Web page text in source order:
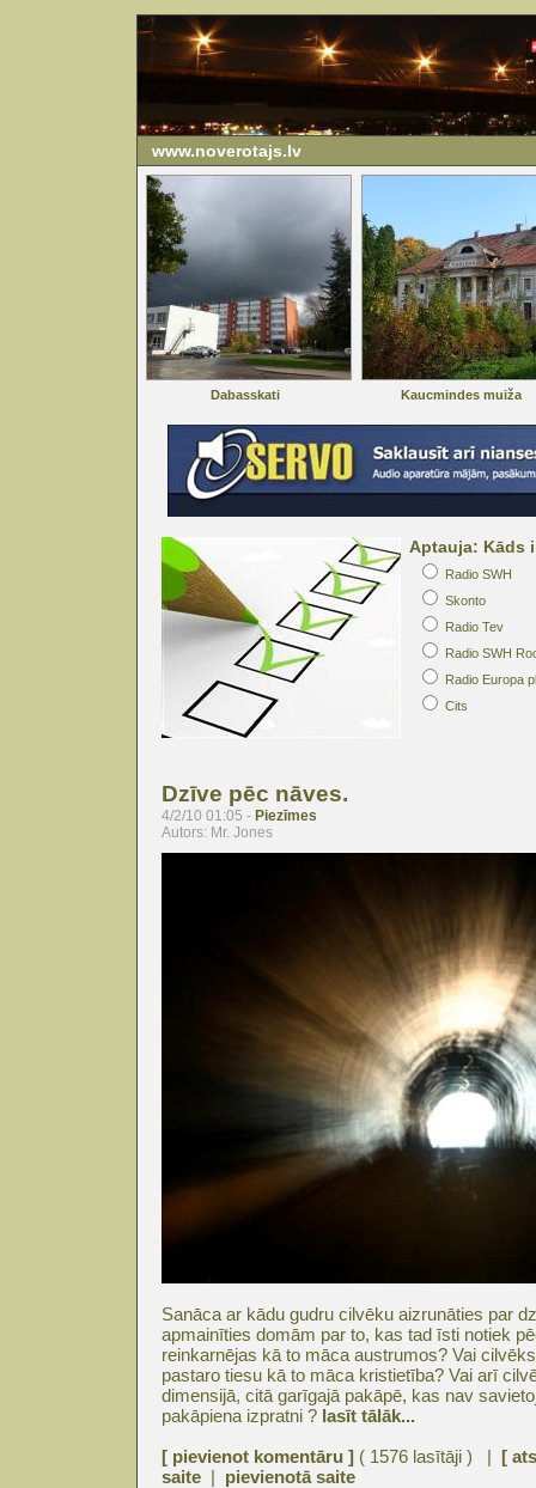
www.noverotajs.lv
Dabasskati Kaucmindes muiža
Aptauja: Kāds
Radio SWH
Skonto
Radio Tev
Radio SWH
Radio Europa
Cits
Dzīve pēc nāves.
4/2/10 01:05 - Piezīmes
Autors: Mr. Jones
Sanāca ar kādu gudru cilvēku aizrunāties par
apmainīties domām par to, kas tad īsti notiek
reinkarnējas kā to māca austrumos? Vai
pastaro tiesu kā to māca kristietība? Vai arī
dimensijā, citā garīgajā pakāpē, kas nav
pakāpiena izpratni ? lasīt tālāk...
[ pievienot komentāru ] ( 1576 lasītāji ) | [
saite | pievienotā saite